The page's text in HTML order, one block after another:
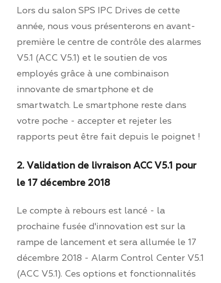
Lors du salon SPS IPC Drives de cette
année, nous vous présenterons en avant-
première le centre de contrôle des alarmes
V5.1 (ACC V5.1) et le soutien de vos
employés grâce à une combinaison
innovante de smartphone et de
smartwatch. Le smartphone reste dans
votre poche - accepter et rejeter les
rapports peut être fait depuis le poignet !
2. Validation de livraison ACC V5.1 pour
le 17 décembre 2018
Le compte à rebours est lancé - la
prochaine fusée d'innovation est sur la
rampe de lancement et sera allumée le 17
décembre 2018 - Alarm Control Center V5.1
(ACC V5.1). Ces options et fonctionnalités